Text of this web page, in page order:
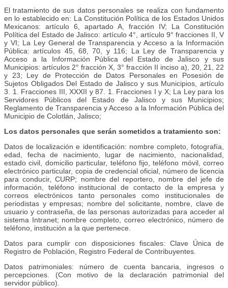
El tratamiento de sus datos personales se realiza con fundamento
en lo establecido en: La Constitución Política de los Estados Unidos
Mexicanos: artículo 6, apartado A, fracción IV; La Constitución
Política del Estado de Jalisco: artículo 4°, artículo 9° fracciones II, V
y VI; La Ley General de Transparencia y Acceso a la Información
Pública: artículos 45, 68, 70, y 116; La Ley de Transparencia y
Acceso a la Información Pública del Estado de Jalisco y sus
Municipios: artículos 2° fracción X, 3° fracción II inciso a), 20, 21, 22
y 23; Ley de Protección de Datos Personales en Posesión de
Sujetos Obligados Del Estado de Jalisco y sus Municipios, artículo
3. 1. Fracciones III, XXXII y 87. 1. Fracciones I y X; La Ley para los
Servidores Públicos del Estado de Jalisco y sus Municipios;
Reglamento de Transparencia y Acceso a la Información Pública del
Municipio de Colotlán, Jalisco;
Los datos personales que serán sometidos a tratamiento son:
Datos de localización e identificación: nombre completo, fotografía,
edad, fecha de nacimiento, lugar de nacimiento, nacionalidad,
estado civil, domicilio particular, teléfono fijo, teléfono móvil, correo
electrónico particular, copia de credencial oficial, número de licencia
para conducir, CURP; nombre del reportero, nombre del jefe de
información, teléfono institucional de contacto de la empresa y
correos electrónicos tanto personales como institucionales de
periodistas y empresas; nombre del solicitante, nombre, clave de
usuario y contraseña, de las personas autorizadas para acceder al
sistema Intranet; nombre completo, correo electrónico, número de
teléfono, institución a la que pertenece.
Datos para cumplir con disposiciones fiscales: Clave Única de
Registro de Población, Registro Federal de Contribuyentes.
Datos patrimoniales: número de cuenta bancaria, ingresos o
percepciones. (Con motivo de la declaración patrimonial del
servidor público).